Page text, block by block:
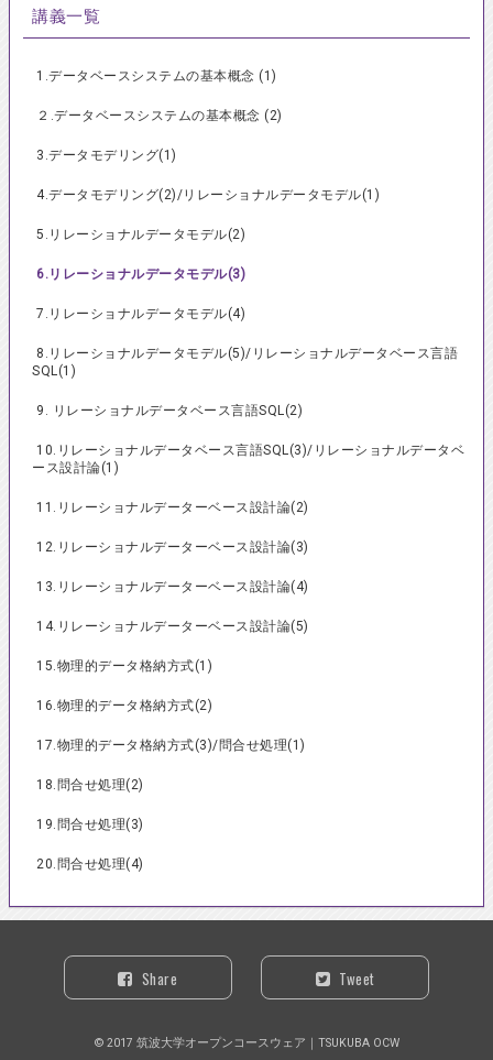
講義一覧
1.データベースシステムの基本概念 (1)
２.データベースシステムの基本概念 (2)
3.データモデリング(1)
4.データモデリング(2)/リレーショナルデータモデル(1)
5.リレーショナルデータモデル(2)
6.リレーショナルデータモデル(3)
7.リレーショナルデータモデル(4)
8.リレーショナルデータモデル(5)/リレーショナルデータベース言語
SQL(1)
9. リレーショナルデータベース言語SQL(2)
10.リレーショナルデータベース言語SQL(3)/リレーショナルデータベ
ース設計論(1)
11.リレーショナルデーターベース設計論(2)
12.リレーショナルデーターベース設計論(3)
13.リレーショナルデーターベース設計論(4)
14.リレーショナルデーターベース設計論(5)
15.物理的データ格納方式(1)
16.物理的データ格納方式(2)
17.物理的データ格納方式(3)/問合せ処理(1)
18.問合せ処理(2)
19.問合せ処理(3)
20.問合せ処理(4)
Share Tweet
© 2017 筑波大学オープンコースウェア｜TSUKUBA OCW